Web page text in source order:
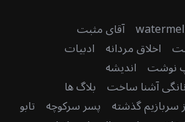
آقای مثبت
اخلاق مردانه ادبیات
نوشت اندیشه
آشنا ساخت بلاگ ها
گذشته پسر سرکوچه تابو